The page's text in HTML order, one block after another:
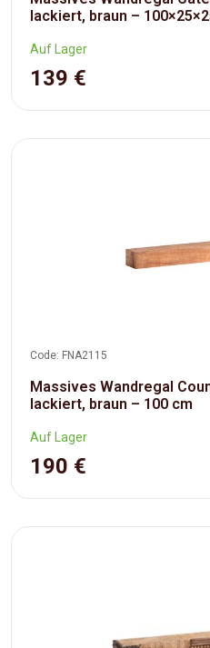
lackiert, braun –
Auf Lager
139 €
Code: FNA2115
Massives Wandregal
lackiert, braun – 100 cm
Auf Lager
190 €